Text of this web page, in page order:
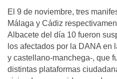
El 9 de noviembre, tres
Málaga y Cádiz
Albacete del día 10 fueron
los afectados por la DANA
y castellano-manchega-, que
distintas plataformas